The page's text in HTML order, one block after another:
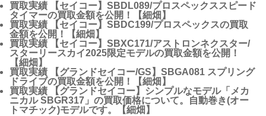
買取実績 【セイコー】SBDL089/プロスペックススピード
タイマーの買取金額を公開！【細畑】
買取実績 【セイコー】SBDC199/プロスペックスの買取
金額を公開！【細畑】
買取実績 【セイコー】SBXC171/アストロンネクスター/
スターリースカイ2025限定モデルの買取金額を公開！
【細畑】
買取実績 【グランドセイコー/GS】SBGA081 スプリング
ドライブの買取金額を公開！【細畑】
買取実績 【グランドセイコー】シンプルなモデル「メカ
ニカル SBGR317」の買取価格について。自動巻き(オー
トマチック)モデルです。【細畑】